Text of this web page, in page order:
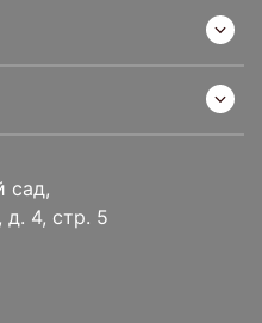
сад,
д. 4, стр. 5